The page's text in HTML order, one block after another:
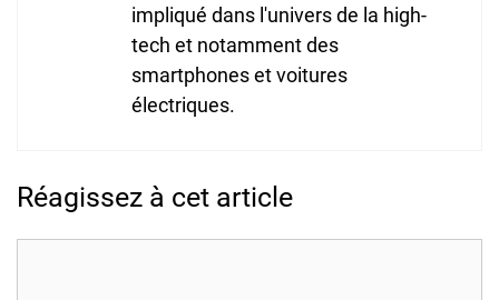
impliqué dans l'univers de la high-
tech et notamment des
smartphones et voitures
électriques.
Réagissez à cet article